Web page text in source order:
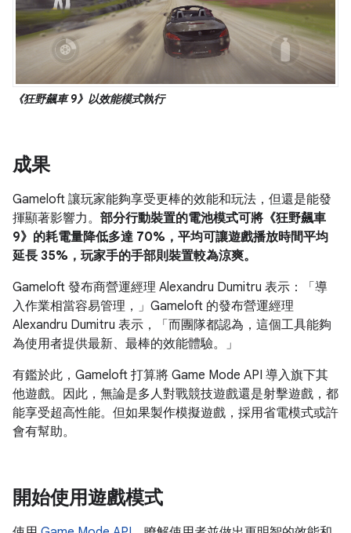
《狂野飆車 9》以效能模式執行
成果
Gameloft 讓玩家能夠享受更棒的效能和玩法，但還是能發
揮顯著影響力。 部分行動裝置的電池模式可將《狂野飆車
9》的耗電量降低多達 70%，平均可讓遊戲播放時間平均
延長 35%，玩家手的手部則裝置較為涼爽。
Gameloft 發布商營運經理 Alexandru Dumitru 表示：「導
入作業相當容易管理，」Gameloft 的發布營運經理
Alexandru Dumitru 表示，「而團隊都認為，這個工具能夠
為使用者提供最新、最棒的效能體驗。」
有鑑於此，Gameloft 打算將 Game Mode API 導入旗下其
他遊戲。因此，無論是多人對戰競技遊戲還是射擊遊戲，都
能享受超高性能。但如果製作模擬遊戲，採用省電模式或許
會有幫助。
開始使用遊戲模式